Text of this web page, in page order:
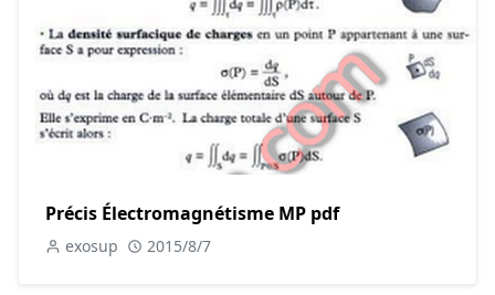
Précis Électromagnétisme MP pdf
exosup 2015/8/7